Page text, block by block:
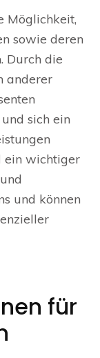
Möglichkeit,
sowie deren
Durch die
anderer
sich ein
ein wichtiger
und können
für